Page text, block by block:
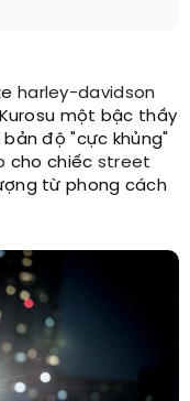
harley-davidson
một bậc thầy
độ "cực khủng"
cho chiếc street
từ phong cách